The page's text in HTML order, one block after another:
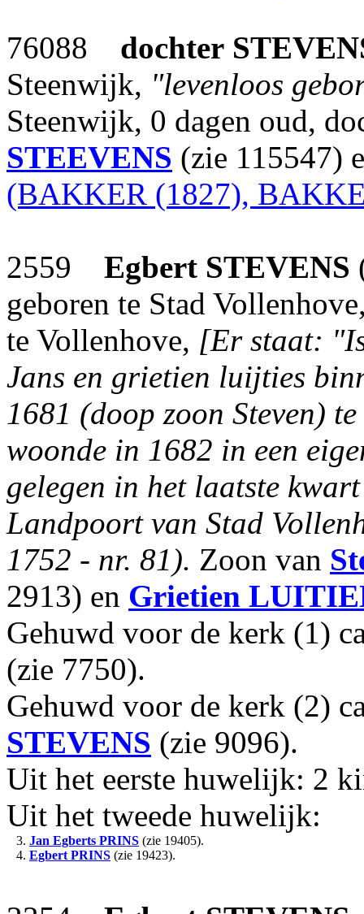
76088 dochter
Steenwijk, "levenloos
Steenwijk, 0 dagen oud,
STEEVENS (zie 115547)
(BAKKER (1827),
2559 Egbert STEVENS
geboren te Stad
te Vollenhove, [Er staat:
Jans en grietien luijties
1681 (doop zoon Steven)
woonde in 1682 in een
gelegen in het laatste
Landpoort van Stad
1752 - nr. 81). Zoon van
2913) en Grietien
Gehuwd voor de kerk (1)
(zie 7750).
Gehuwd voor de kerk (2)
STEVENS (zie 9096).
Uit het eerste huwelijk: 2
Uit het tweede huwelijk:
3. Jan Egberts PRINS (zie 19405).
4. Egbert PRINS (zie 19423).